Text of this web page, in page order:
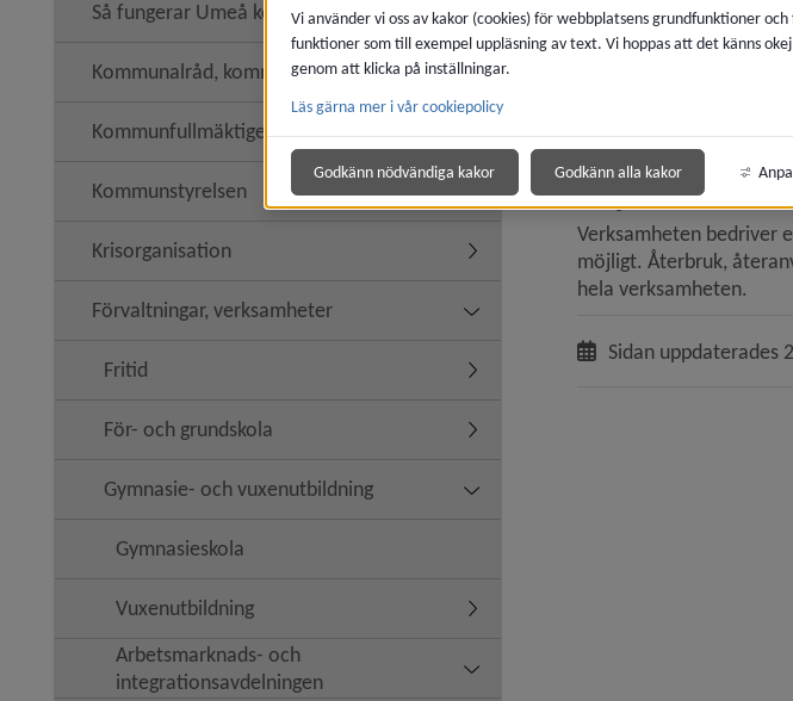
Så fungerar Umeå kommun
Kommunalråd, kommunledning
Kommunfullmäktige Undermeny för Kommunfullmäktige
Kommunstyrelsen Undermeny för Kommunstyrelsen
Krisorganisation Undermeny för Krisorganisation
Förvaltningar, verksamheter Undermeny för Förvaltningar, verksamheter
Fritid Undermeny för Fritid
För- och grundskola Undermeny för För- och grundskola
Gymnasie- och vuxenutbildning Undermeny för Gymnasie- och vuxenutbildning
Gymnasieskola
Vuxenutbildning Undermeny för Vuxenutbildning
Arbetsmarknads- och
integrationsavdelningen
Undermeny för Arbetsmarknads- och
egen försörjning.
Enheten samordnar
insats som kan
förutsättningar som
utvärdering är
Miljöarbetet
Verksamheten bedriver
möjligt. Återbruk,
hela verksamheten.
Sidan uppdaterades
Vi använder vi oss av kakor (cookies) för webbplatsens grundfunktioner
funktioner som till exempel uppläsning av text. Vi hoppas att det känns
genom att klicka på inställningar.
Läs gärna mer i vår cookiepolicy
Godkänn nödvändiga kakor Godkänn alla kakor